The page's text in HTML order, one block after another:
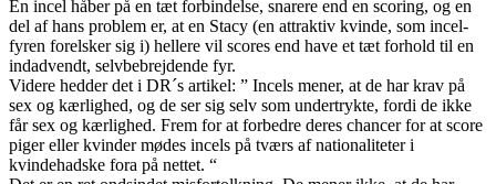
En incel håber på en tæt forbindelse, snarere end en scoring, og en
del af hans problem er, at en Stacy (en attraktiv kvinde, som incel-
fyren forelsker sig i) hellere vil scores end have et tæt forhold til en
indadvendt, selvbebrejdende fyr.
Videre hedder det i DR´s artikel: ” Incels mener, at de har krav på
sex og kærlighed, og de ser sig selv som undertrykte, fordi de ikke
får sex og kærlighed. Frem for at forbedre deres chancer for at score
piger eller kvinder mødes incels på tværs af nationaliteter i
kvindehadske fora på nettet. “